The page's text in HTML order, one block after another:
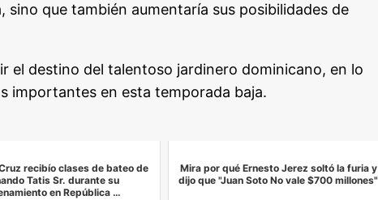
que también aumentaría sus posibilidades de
el destino del talentoso jardinero dominicano, en lo
importantes en esta temporada baja.
recibío clases de bateo de
Tatis Sr. durante su
en República …
Mira por qué Ernesto Jerez soltó la furia y
dijo que "Juan Soto No vale $700 millones"